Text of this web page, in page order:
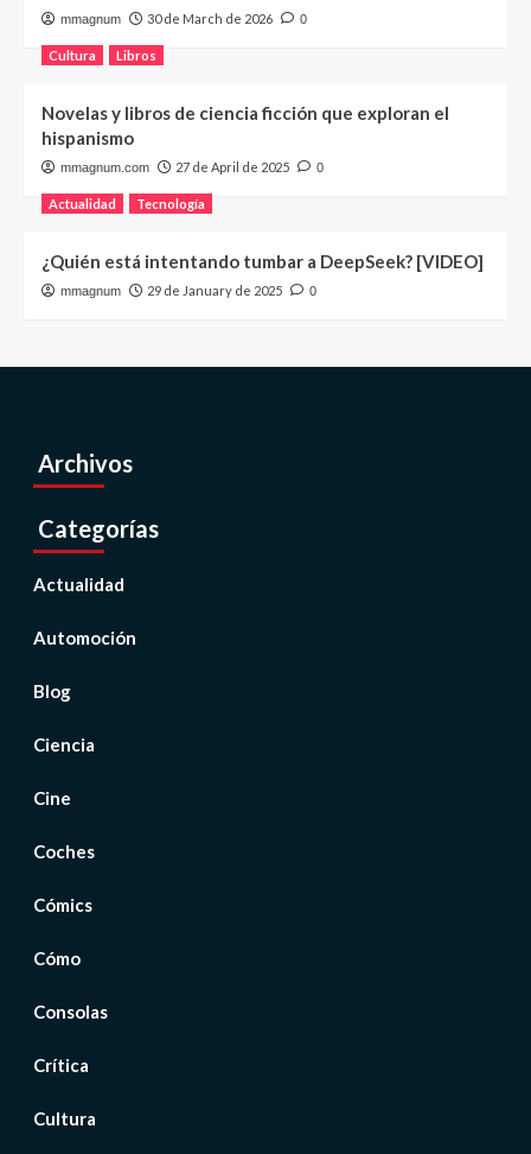
mmagnum 30 de March de 2026 0
Cultura Libros
Novelas y libros de ciencia ficción que exploran el
hispanismo
mmagnum.com 27 de April de 2025 0
Actualidad Tecnología
¿Quién está intentando tumbar a DeepSeek? [VIDEO]
mmagnum 29 de January de 2025 0
Archivos
Categorías
Actualidad
Automoción
Blog
Ciencia
Cine
Coches
Cómics
Cómo
Consolas
Crítica
Cultura